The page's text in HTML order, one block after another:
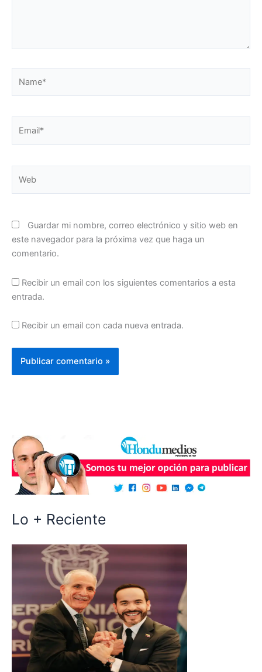
Guardar mi nombre, correo electrónico y sitio web en
este navegador para la próxima vez que haga un
comentario.
Recibir un email con los siguientes comentarios a esta
entrada.
Recibir un email con cada nueva entrada.
Lo + Reciente